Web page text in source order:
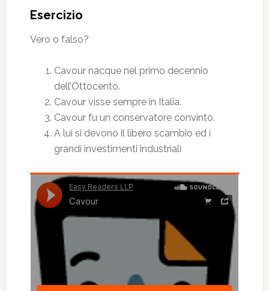
Esercizio
Vero o falso?
Cavour nacque nel primo decennio
dell’Ottocento.
Cavour visse sempre in Italia.
Cavour fu un conservatore convinto.
A lui si devono il libero scambio ed i
grandi investimenti industriali